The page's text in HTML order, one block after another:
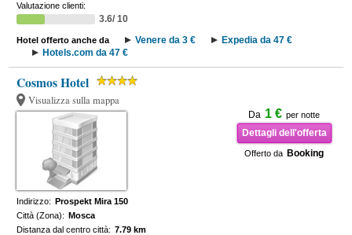
Valutazione clienti:
3.6/ 10
Hotel offerto anche da Venere da 3 €
Expedia da 47 €
Hotels.com da 47 €
Cosmos Hotel
Visualizza sulla mappa
Da 1 € per notte
Dettagli dell'offerta
Offerto da Booking
Indirizzo: Prospekt Mira 150
Città (Zona): Mosca
Distanza dal centro città: 7.79 km